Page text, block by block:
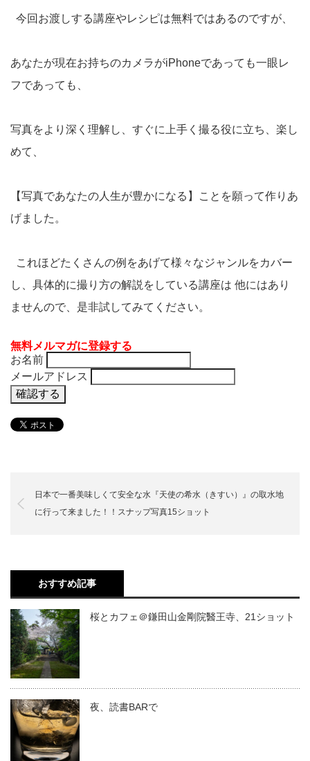
今回お渡しする講座やレシピは無料ではあるのですが、
あなたが現在お持ちのカメラがiPhoneであっても一眼レ
フであっても、
写真をより深く理解し、すぐに上手く撮る役に立ち、楽し
めて、
【写真であなたの人生が豊かになる】ことを願って作りあ
げました。
これほどたくさんの例をあげて様々なジャンルをカバー
し、具体的に撮り方の解説をしている講座は 他にはあり
ませんので、是非試してみてください。
無料メルマガに登録する
お名前
メールアドレス
日本で一番美味しくて安全な水『天使の希水（きすい）』の取水地
に行って来ました！！スナップ写真15ショット
おすすめ記事
桜とカフェ＠鎌田山金剛院醫王寺、21ショット
夜、読書BARで